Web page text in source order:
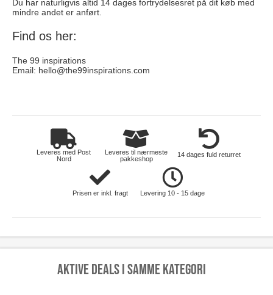
Du har naturligvis altid 14 dages fortrydelsesret på dit køb med
mindre andet er anført.
Find os her:
The 99 inspirations
Email: hello@the99inspirations.com
Leveres med Post
Nord
Leveres til nærmeste
pakkeshop
14 dages fuld returret
Prisen er inkl. fragt Levering 10 - 15 dage
Aktive deals i samme kategori